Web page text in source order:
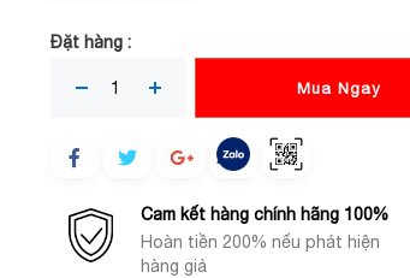
Đặt hàng :
Mua Ngay
Cam kết hàng chính hãng 100%
Hoàn tiền 200% nếu phát hiện
hàng giả